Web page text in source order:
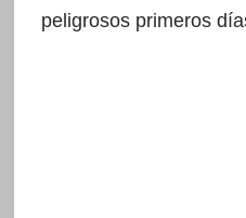
peligrosos primeros